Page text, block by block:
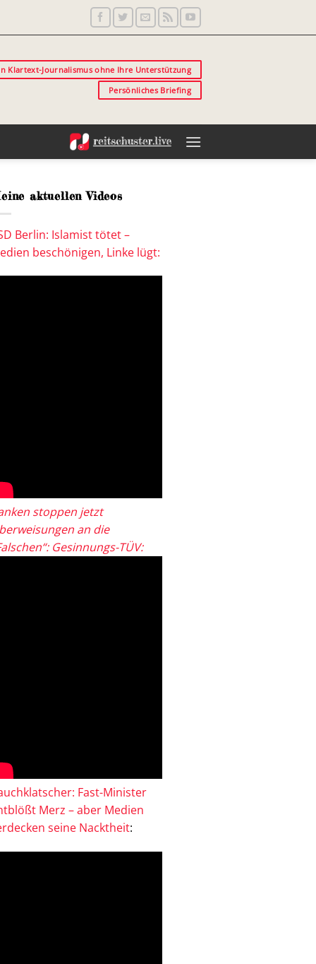
Klartext-Journalismus ohne Ihre Unterstützung
Persönliches Briefing
aktuellen Videos
Berlin: Islamist tötet –
beschönigen, Linke lügt:
stoppen jetzt
an die
Gesinnungs-TÜV:
Fast-Minister
Merz – aber Medien
seine Nacktheit: